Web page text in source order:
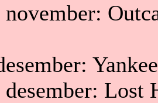
november:
desember: Lost